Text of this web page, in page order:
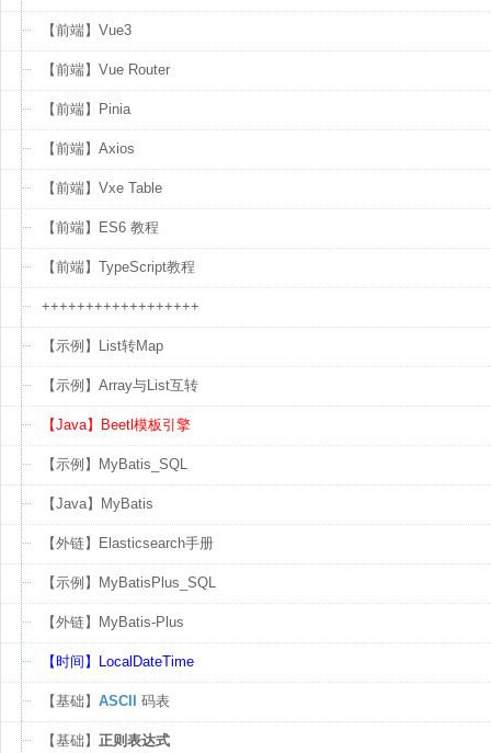
【前端】Vue3
【前端】Vue Router
【前端】Pinia
【前端】Axios
【前端】Vxe Table
【前端】ES6 教程
【前端】TypeScript教程
++++++++++++++++++
【示例】List转Map
【示例】Array与List互转
【Java】Beetl模板引擎
【示例】MyBatis_SQL
【Java】MyBatis
【外链】Elasticsearch手册
【示例】MyBatisPlus_SQL
【外链】MyBatis-Plus
【时间】LocalDateTime
【基础】 ASCII 码表
【基础】 正则表达式